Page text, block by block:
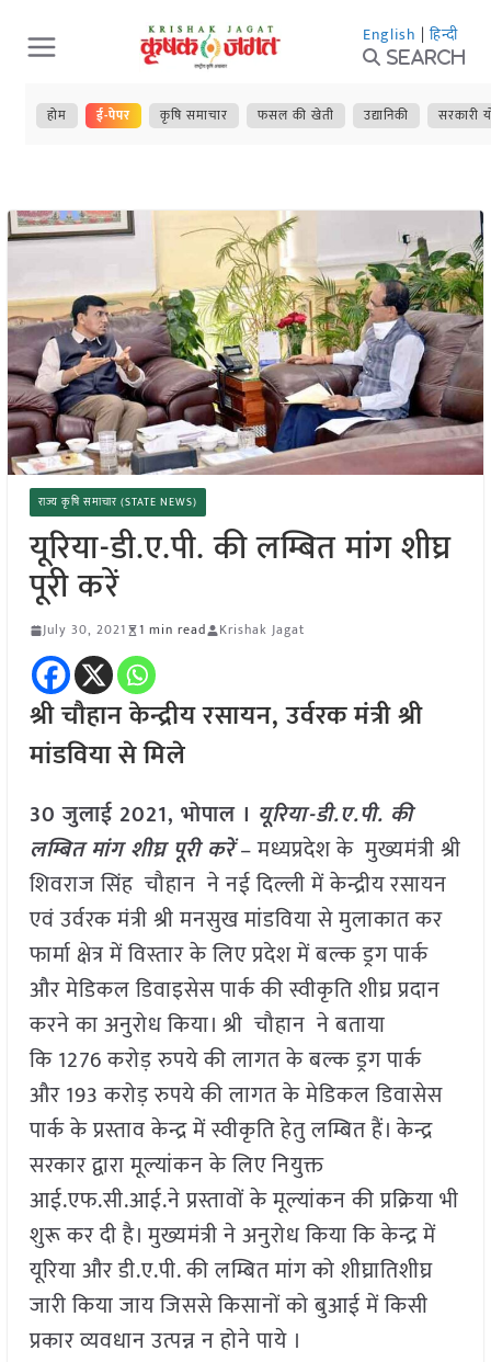
Skip
to
content
English | हिन्दी
Search
होम ई-पेपर कृषि समाचार फसल की खेती उद्यानिकी सरकारी
राज्य कृषि समाचार (STATE NEWS)
यूरिया-डी.ए.पी. की लम्बित मांग शीघ्र
पूरी करें
July 30, 2021 1 min read Krishak Jagat
श्री चौहान केन्द्रीय रसायन, उर्वरक मंत्री श्री
मांडविया से मिले
30 जुलाई 2021, भोपाल । यूरिया-डी.ए.पी. की
लम्बित मांग शीघ्र पूरी करें– मध्यप्रदेश के मुख्यमंत्री श्री
शिवराज सिंह चौहान ने नई दिल्ली में केन्द्रीय रसायन
एवं उर्वरक मंत्री श्री मनसुख मांडविया से मुलाकात कर
फार्मा क्षेत्र में विस्तार के लिए प्रदेश में बल्क ड्रग पार्क
और मेडिकल डिवाइसेस पार्क की स्वीकृति शीघ्र प्रदान
करने का अनुरोध किया। श्री चौहान ने बताया
कि 1276 करोड़ रुपये की लागत के बल्क ड्रग पार्क
और 193 करोड़ रुपये की लागत के मेडिकल डिवासेस
पार्क के प्रस्ताव केन्द्र में स्वीकृति हेतु लम्बित हैं। केन्द्र
सरकार द्वारा मूल्यांकन के लिए नियुक्त
आई.एफ.सी.आई.ने प्रस्तावों के मूल्यांकन की प्रक्रिया भी
शुरू कर दी है। मुख्यमंत्री ने अनुरोध किया कि केन्द्र में
यूरिया और डी.ए.पी. की लम्बित मांग को शीघ्रातिशीघ्र
जारी किया जाय जिससे किसानों को बुआई में किसी
प्रकार व्यवधान उत्पन्न न होने पाये ।